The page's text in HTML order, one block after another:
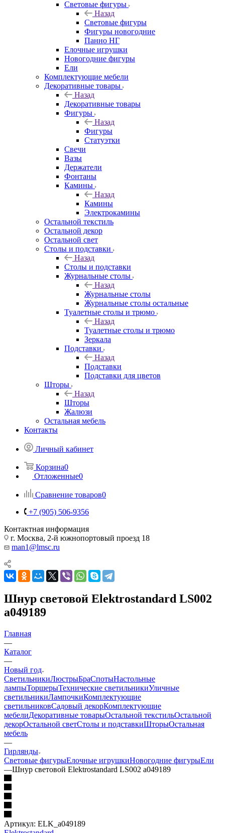
Световые фигуры
Назад
Световые фигуры
Фигуры новогодние
Панно НГ
Елочные игрушки
Новогодние фигуры
Ели
Комплектующие мебели
Декоративные товары
Назад
Декоративные товары
Фигуры
Назад
Фигуры
Статуэтки
Свечи
Вазы
Держатели
Фонтаны
Камины
Назад
Камины
Электрокамины
Остальной текстиль
Остальной декор
Остальной свет
Столы и подставки
Назад
Столы и подставки
Журнальные столы
Назад
Журнальные столы
Журнальные столы остальные
Туалетные столы и трюмо
Назад
Туалетные столы и трюмо
Зеркала
Подставки
Назад
Подставки
Подставки для цветов
Шторы
Назад
Шторы
Жалюзи
Остальная мебель
Контакты
Личный кабинет
Корзина0
Отложенные0
Сравнение товаров0
+7 (905) 506-9356
Контактная информация
г. Москва, 2-й южнопортовый проезд 18
man1@lmsc.ru
Шнур световой Elektrostandard LS002
a049189
Главная
—
Каталог
—
Новый год
СветильникиЛюстрыБраСпотыНастольные
лампыТоршерыТехнические светильникиУличные
светильникиЛампочкиКомплектующие
светильниковСадовый декорКомплектующие
мебелиДекоративные товарыОстальной текстильОстальной
декорОстальной светСтолы и подставкиШторыОстальная
мебель
—
Гирлянды
Световые фигурыЕлочные игрушкиНовогодние фигурыЕли
—Шнур световой Elektrostandard LS002 a049189
Артикул: ELK_a049189